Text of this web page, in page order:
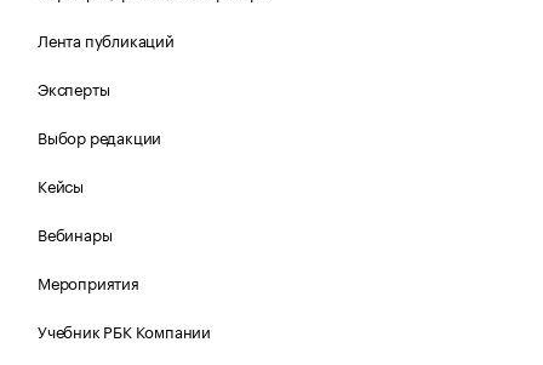
Лента публикаций
Эксперты
Выбор редакции
Кейсы
Вебинары
Мероприятия
Учебник РБК Компании